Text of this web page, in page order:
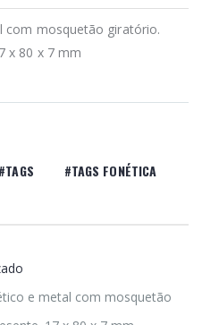
com mosquetão giratório.
x 80 x 7 mm
#TAGS
#TAGS FONÉTICA
e metal com mosquetão